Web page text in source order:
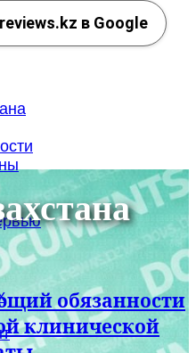
в Google
обязанности
клинической